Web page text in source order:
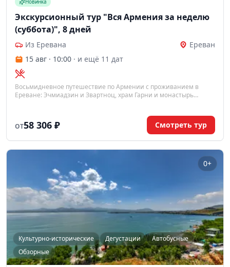
Новинка
Экскурсионный тур "Вся Армения за неделю
(суббота)", 8 дней
Из Еревана
Ереван
15 авг · 10:00 · и ещё 11 дат
Восьмидневное путешествие по Армении с проживанием в
Ереване: Эчмиадзин и Звартноц, храм Гарни и монастырь
ОТ58 306 ₽ Смотреть тур
0+
Культурно-исторические Дегустации
Автобусные
Обзорные